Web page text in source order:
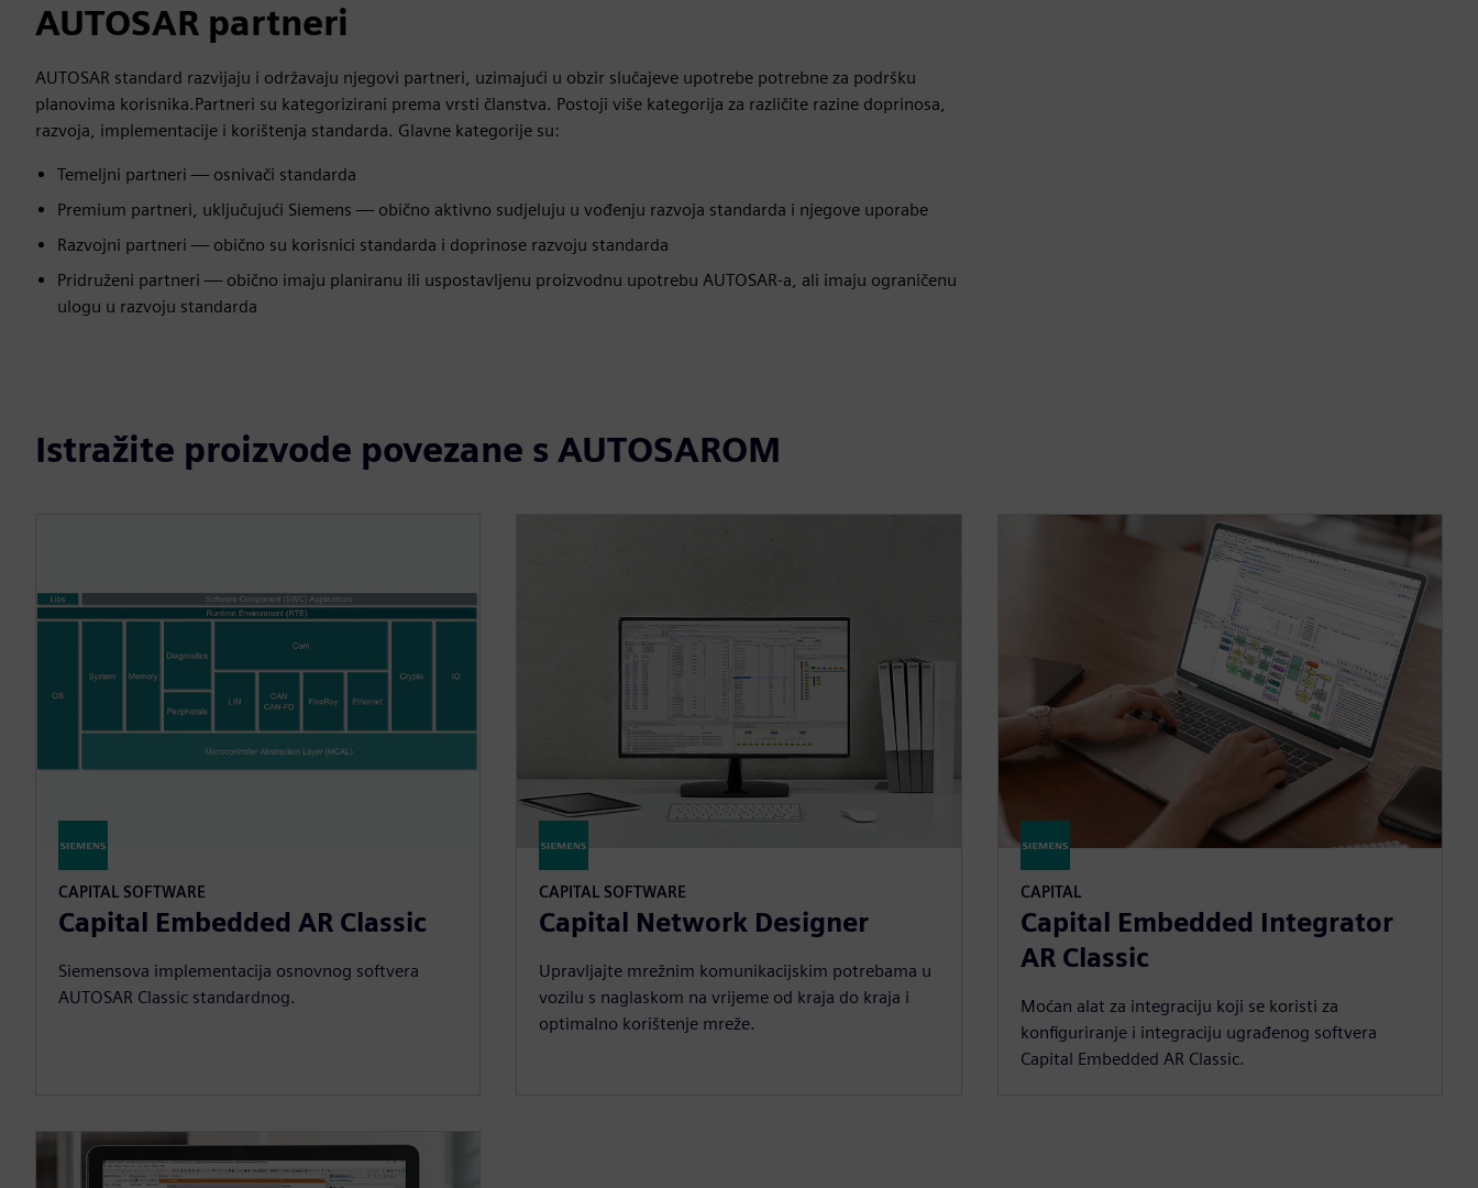
AUTOSAR partneri
AUTOSAR standard razvijaju i održavaju njegovi partneri, uzimajući u obzir slučajeve upotrebe potrebne za podršku
planovima korisnika.Partneri su kategorizirani prema vrsti članstva. Postoji više kategorija za različite razine doprinosa,
razvoja, implementacije i korištenja standarda. Glavne kategorije su:
Temeljni partneri — osnivači standarda
Premium partneri, uključujući Siemens — obično aktivno sudjeluju u vođenju razvoja standarda i njegove uporabe
Razvojni partneri — obično su korisnici standarda i doprinose razvoju standarda
Pridruženi partneri — obično imaju planiranu ili uspostavljenu proizvodnu upotrebu AUTOSAR-a, ali imaju ograničenu
ulogu u razvoju standarda
Istražite proizvode povezane s AUTOSAROM
CAPITAL SOFTWARE
Capital Embedded AR Classic
Siemensova implementacija osnovnog softvera
AUTOSAR Classic standardnog.
CAPITAL SOFTWARE
Capital Network Designer
Upravljajte mrežnim komunikacijskim potrebama u
vozilu s naglaskom na vrijeme od kraja do kraja i
optimalno korištenje mreže.
CAPITAL
Capital Embedded Integrator
AR Classic
Moćan alat za integraciju koji se koristi za
konfiguriranje i integraciju ugrađenog softvera
Capital Embedded AR Classic.